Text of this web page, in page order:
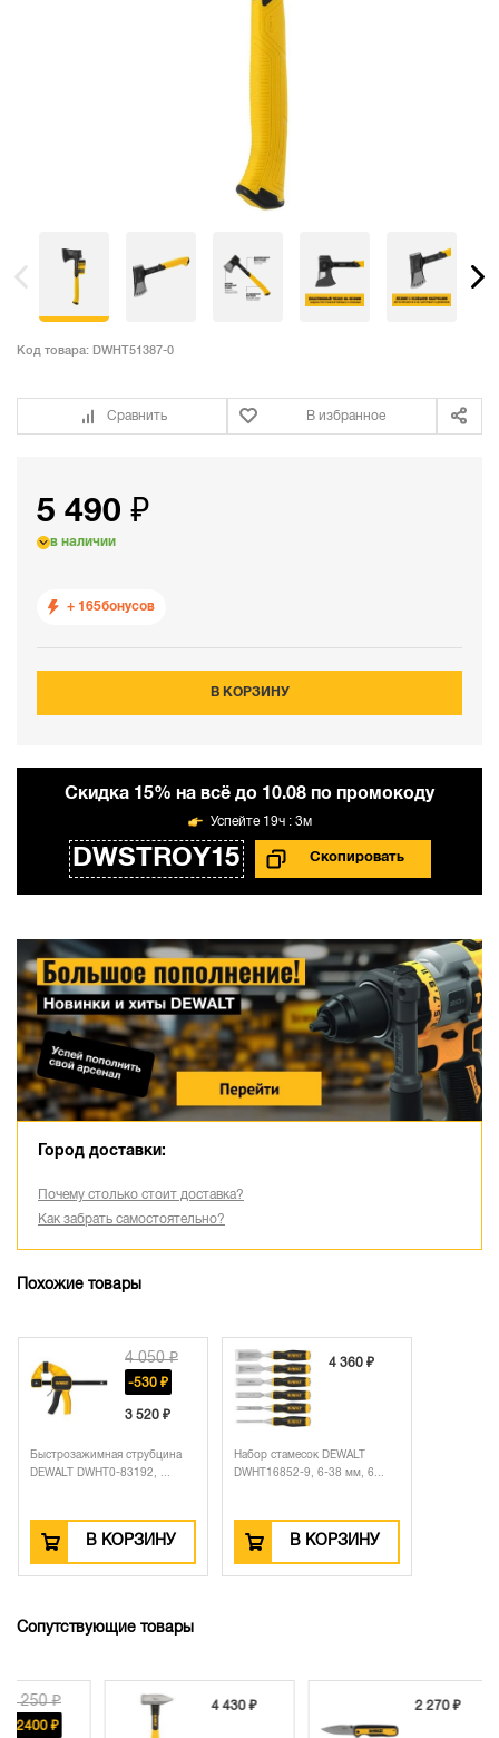
Код товара: DWHT51387-0
Сравнить В избранное
5 490 ₽
в наличии
+ 165бонусов
В КОРЗИНУ
Cкидка 15% на всё до 10.08 по промокоду
DWSTROY15
19ч : 3м
Город доставки:
Почему столько стоит доставка?
Как забрать самостоятельно?
Похожие товары
4 050 ₽
-530 ₽
3 520 ₽
Быстрозажимная струбцина
DEWALT DWHT0-83192, ...
В КОРЗИНУ
4 360 ₽
Набор стамесок DEWALT
DWHT16852-9, 6-38 мм, 6...
В КОРЗИНУ
Сопутствующие товары
4 430 ₽